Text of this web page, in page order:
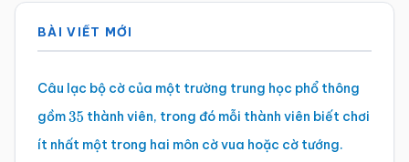
Sidebar
chính
BÀI VIẾT MỚI
Câu lạc bộ cờ của một trường trung học phổ thông
gồm35 thành viên, trong đó mỗi thành viên biết chơi
ít nhất một trong hai môn cờ vua hoặc cờ tướng.